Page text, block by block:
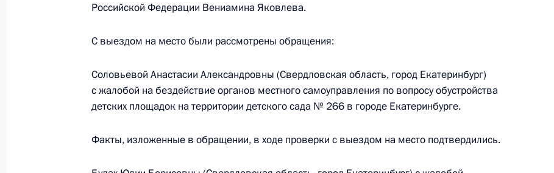
в Москве 24 марта 2017 года
О ходе исполнения поручения, данного по итогам личного приёма в режиме видео-
конференц-связи жительницы Чувашской Республики, проведённого по поручению
Федерации – начальником Контрольного управления Президента Российской
Федерации по приёму граждан в Москве 21 марта 2017
Российской Федерации Вениамина Яковлева.
С выездом на место были рассмотрены обращения:
Соловьевой Анастасии Александровны (Свердловская область, город Екатеринбург)
с жалобой на бездействие органов местного самоуправления по вопросу обустройства
детских площадок на территории детского сада № 266 в городе Екатеринбурге.
Факты, изложенные в обращении, в ходе проверки с выездом на место подтвердились.